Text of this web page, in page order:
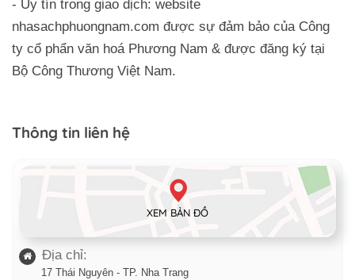
- Uy tín trong giao dịch: website
nhasachphuongnam.com được sự đảm bảo của Công
ty cổ phẩn văn hoá Phương Nam & được đăng ký tại
Bộ Công Thương Việt Nam.
Thông tin liên hệ
XEM BẢN ĐỒ
Địa chỉ:
17 Thái Nguyên - TP. Nha Trang